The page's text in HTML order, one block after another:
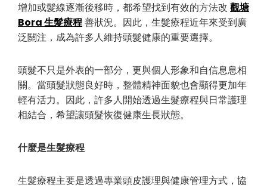
增加或髮線逐漸後移時，都希望找到有效的方法改 觀塘
Bora 生髮療程善狀況。因此，生髮療程近年來受到廣
泛關注，成為許多人維持頭髮健康的重要選擇。
頭髮不只是外表的一部分，更與個人形象和自信息息相
關。當頭髮狀態良好時，整體精神面貌也會顯得更加年
輕有活力。因此，許多人開始透過生髮療程與日常護理
相結合，希望讓頭髮恢復健康生長狀態。
什麼是生髮療程
生髮療程主要是透過專業頭皮護理與健康管理方式，協